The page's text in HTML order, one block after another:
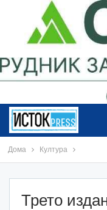
Дома Култура
Трето